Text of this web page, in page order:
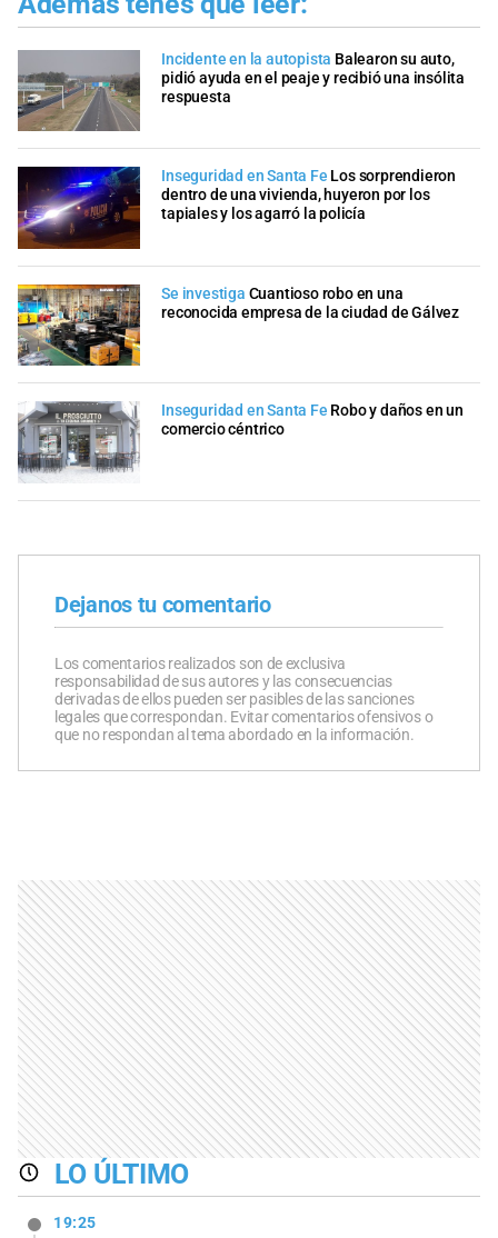
Incidente en la autopista Balearon su auto,
pidió ayuda en el peaje y recibió una insólita
respuesta
Inseguridad en Santa Fe Los sorprendieron
dentro de una vivienda, huyeron por los
tapiales y los agarró la policía
Se investiga Cuantioso robo en una
reconocida empresa de la ciudad de Gálvez
Inseguridad en Santa Fe Robo y daños en un
comercio céntrico
Dejanos tu comentario
Los comentarios realizados son de exclusiva
responsabilidad de sus autores y las consecuencias
derivadas de ellos pueden ser pasibles de las sanciones
legales que correspondan. Evitar comentarios ofensivos o
que no respondan al tema abordado en la información.
LO ÚLTIMO
19:25